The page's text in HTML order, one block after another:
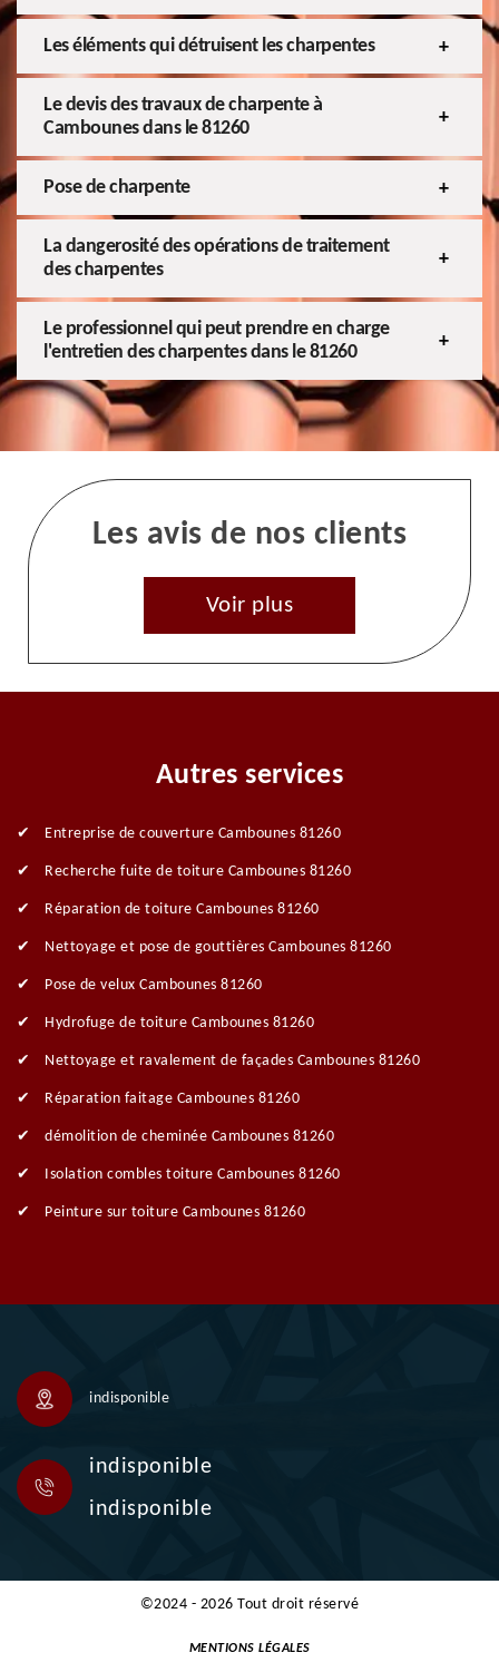
Les éléments qui détruisent les charpentes
Le devis des travaux de charpente à
Cambounes dans le 81260
Pose de charpente
La dangerosité des opérations de traitement
des charpentes
Le professionnel qui peut prendre en charge
l'entretien des charpentes dans le 81260
Les avis de nos clients
Voir plus
Autres services
Entreprise de couverture Cambounes 81260
Recherche fuite de toiture Cambounes 81260
Réparation de toiture Cambounes 81260
Nettoyage et pose de gouttières Cambounes 81260
Pose de velux Cambounes 81260
Hydrofuge de toiture Cambounes 81260
Nettoyage et ravalement de façades Cambounes 81260
Réparation faitage Cambounes 81260
démolition de cheminée Cambounes 81260
Isolation combles toiture Cambounes 81260
Peinture sur toiture Cambounes 81260
indisponible
indisponible
indisponible
©2024 - 2026 Tout droit réservé
MENTIONS LÉGALES